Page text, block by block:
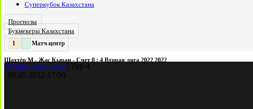
Суперкубок Казахстана
Прогнозы
Букмекеры Казахстана
2 : Матч-центр
Шахтёр М - Жас Кыран - Счет 0 : 4 Вторая лига 2022 2022
Вторая лига 2022
Тур 4
09.05.2022- 17:00